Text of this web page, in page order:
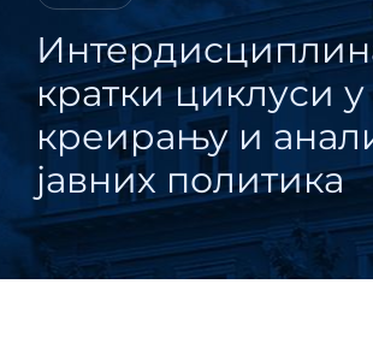
кратки циклуси у
креирању и
јавних политика